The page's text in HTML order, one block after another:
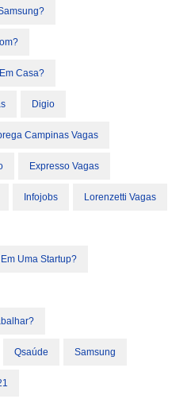
Casa?
Digio
Campinas Vagas
Expresso Vagas
Infojobs Lorenzetti Vagas
Uma Startup?
Qsaúde Samsung